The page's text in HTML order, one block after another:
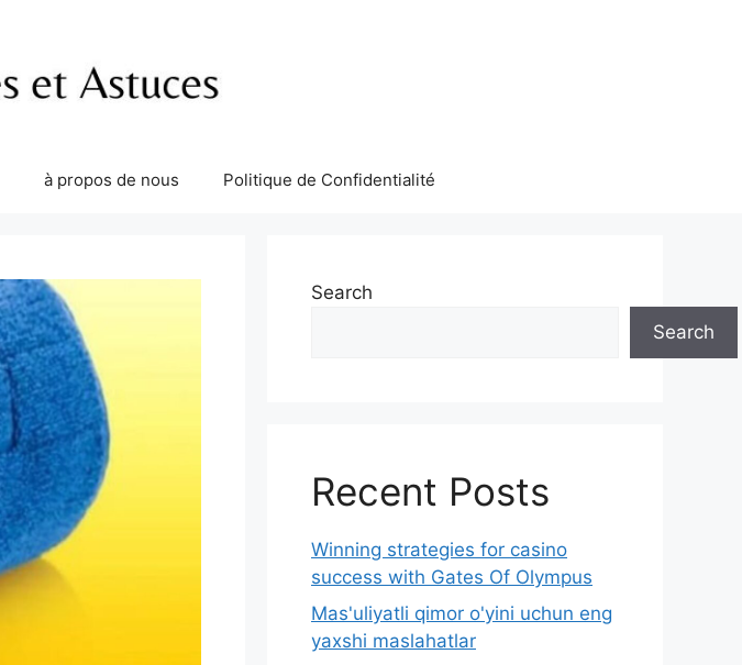
à propos de nous Politique de Confidentialité
Search
Search
Recent Posts
Winning strategies for casino
success with Gates Of Olympus
Mas'uliyatli qimor o'yini uchun eng
yaxshi maslahatlar